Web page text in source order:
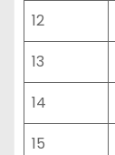
12
13
14
15